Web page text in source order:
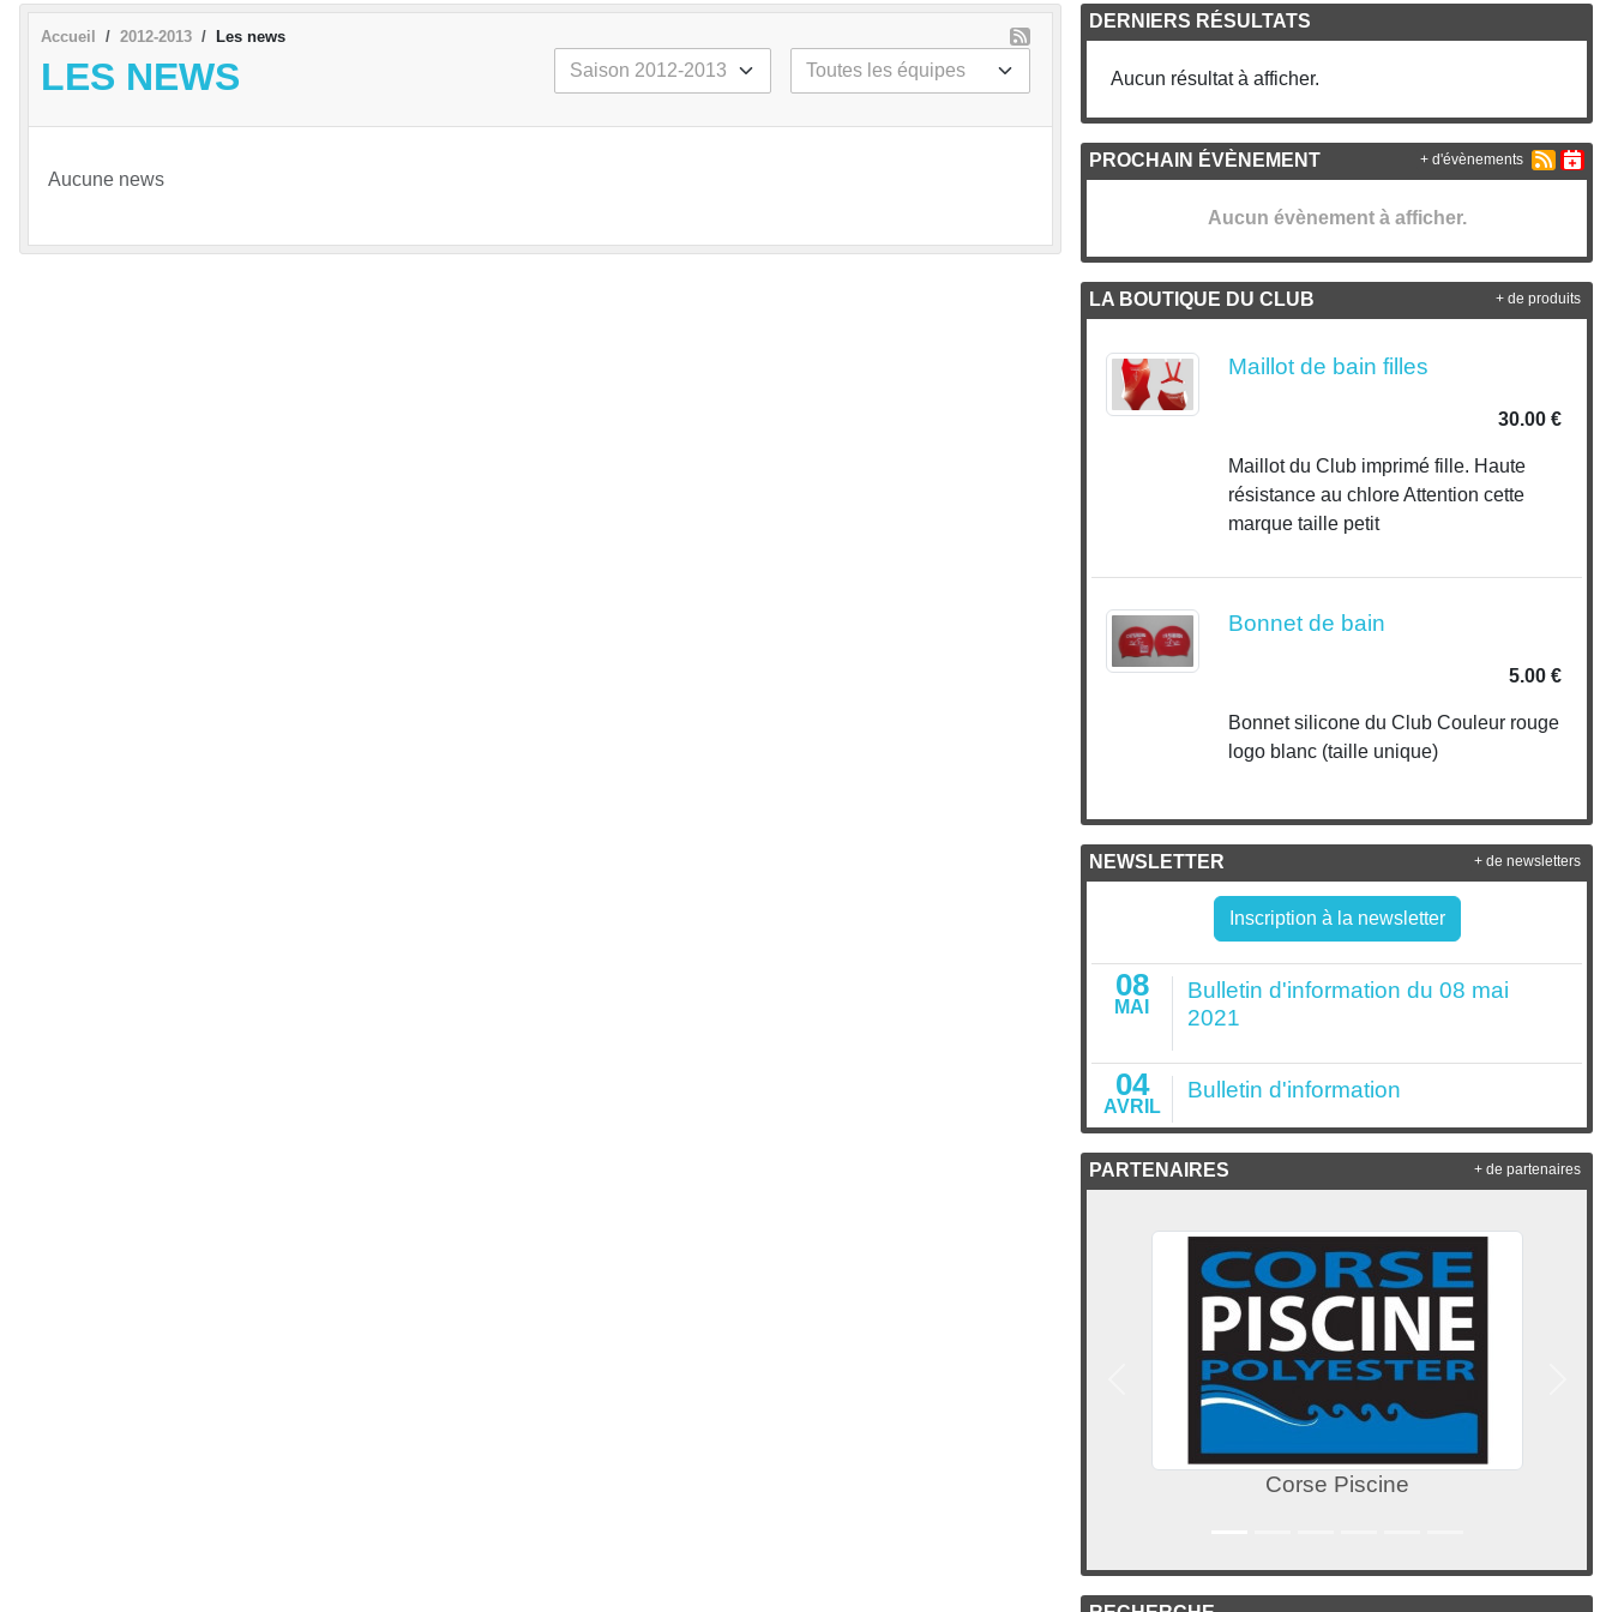
Accueil 2012-2013 Les news
LES NEWS
Aucune news
DERNIERS RÉSULTATS
Aucun résultat à afficher.
PROCHAIN ÉVÈNEMENT
Aucun évènement à afficher.
+ d'évènements
LA BOUTIQUE DU CLUB
Maillot de bain filles
30.00 €
Maillot du Club imprimé fille. Haute
résistance au chlore Attention cette
marque taille petit
Bonnet de bain
5.00 €
Bonnet silicone du Club Couleur rouge
logo blanc (taille unique)
+ de produits
NEWSLETTER
Inscription à la newsletter
08
MAI
Bulletin d'information du 08 mai
2021
04
AVRIL
Bulletin d'information
+ de newsletters
PARTENAIRES
Corse Piscine
Précedent
+ de partenaires